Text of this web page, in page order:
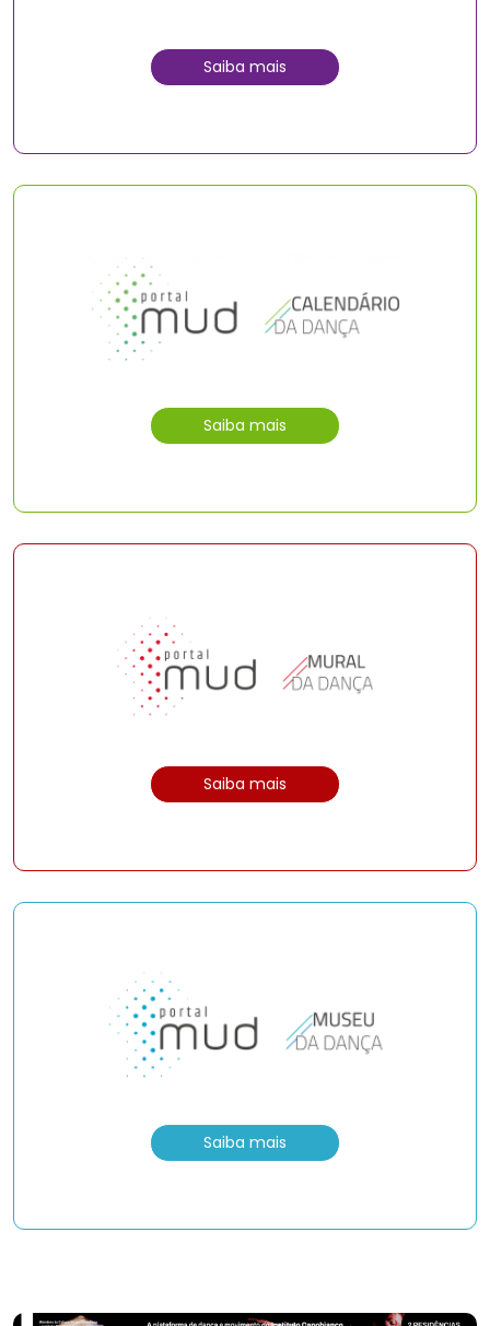
Saiba mais
Saiba mais
Saiba mais
Saiba mais